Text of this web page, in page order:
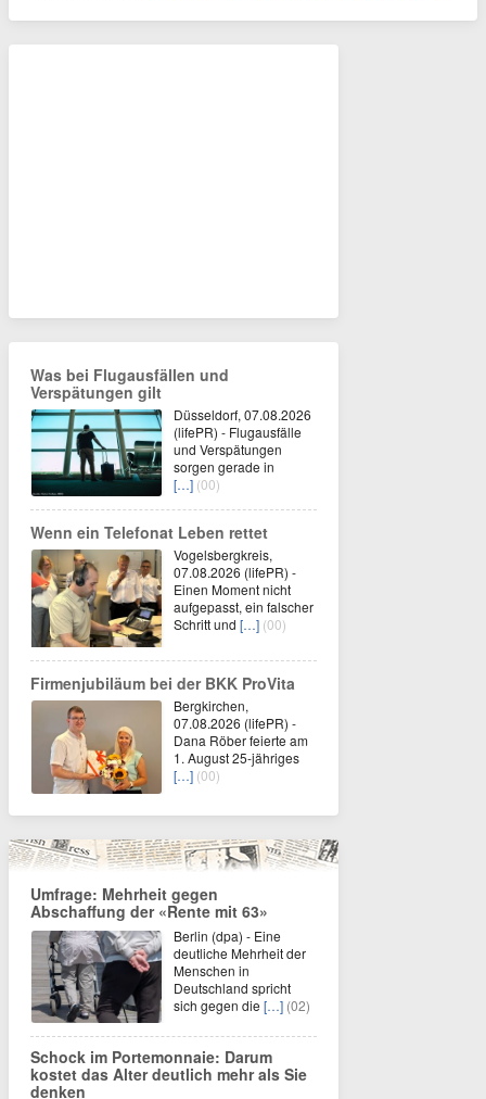
Was bei Flugausfällen und
Verspätungen gilt
Düsseldorf, 07.08.2026
(lifePR) - Flugausfälle
und Verspätungen
sorgen gerade in
[…] (00)
Wenn ein Telefonat Leben rettet
Vogelsbergkreis,
07.08.2026 (lifePR) -
Einen Moment nicht
aufgepasst, ein falscher
Schritt und […] (00)
Firmenjubiläum bei der BKK ProVita
Bergkirchen,
07.08.2026 (lifePR) -
Dana Röber feierte am
1. August 25-jähriges
[…] (00)
Umfrage: Mehrheit gegen
Abschaffung der «Rente mit 63»
Berlin (dpa) - Eine
deutliche Mehrheit der
Menschen in
Deutschland spricht
sich gegen die […] (02)
Schock im Portemonnaie: Darum
kostet das Alter deutlich mehr als Sie
denken